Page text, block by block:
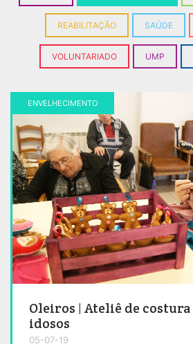
REABILITAÇÃO SAÚDE
VOLUNTARIADO UMP
ENVELHECIMENTO
Oleiros | Ateliê de
idosos
05-07-19